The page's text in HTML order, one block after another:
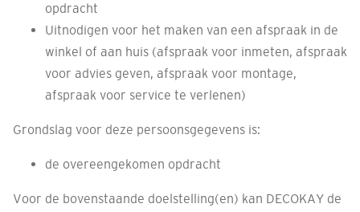
opdracht
Uitnodigen voor het maken van een afspraak in de
winkel of aan huis (afspraak voor inmeten, afspraak
voor advies geven, afspraak voor montage,
afspraak voor service te verlenen)
Grondslag voor deze persoonsgegevens is:
de overeengekomen opdracht
Voor de bovenstaande doelstelling(en) kan DECOKAY de